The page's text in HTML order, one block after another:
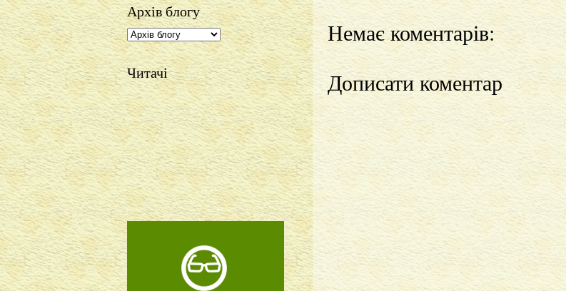
Немає коментарів:
Дописати коментар
Архів блогу
Читачі